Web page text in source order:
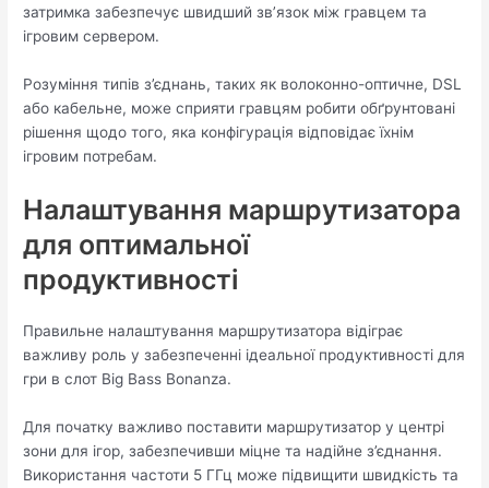
затримка забезпечує швидший зв’язок між гравцем та
ігровим сервером.
Розуміння типів з’єднань, таких як волоконно-оптичне, DSL
або кабельне, може сприяти гравцям робити обґрунтовані
рішення щодо того, яка конфігурація відповідає їхнім
ігровим потребам.
Налаштування маршрутизатора
для оптимальної
продуктивності
Правильне налаштування маршрутизатора відіграє
важливу роль у забезпеченні ідеальної продуктивності для
гри в слот Big Bass Bonanza.
Для початку важливо поставити маршрутизатор у центрі
зони для ігор, забезпечивши міцне та надійне з’єднання.
Використання частоти 5 ГГц може підвищити швидкість та